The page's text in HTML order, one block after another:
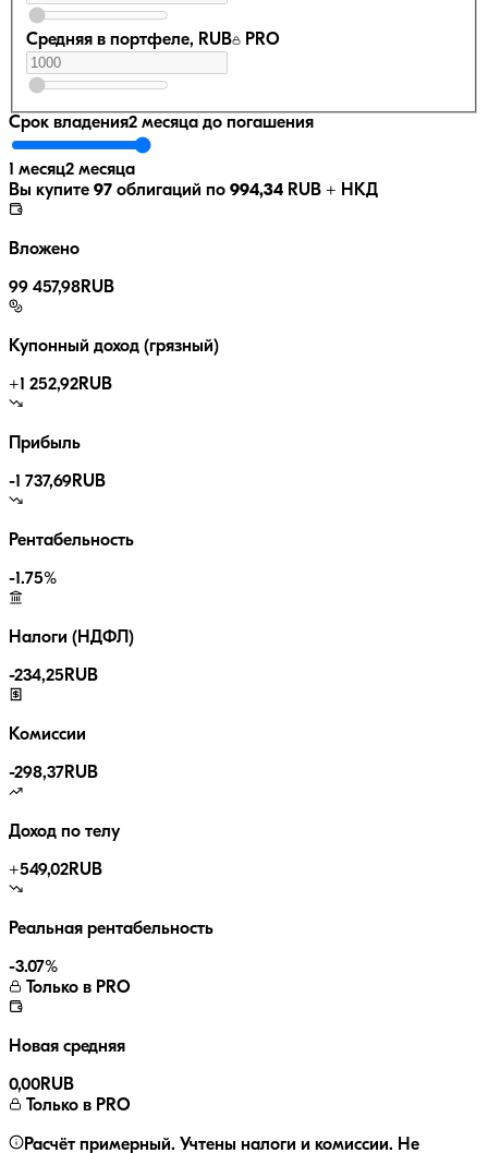
Средняя в портфеле, RUB PRO
Срок владения2 месяца до погашения
1 месяц2 месяца
Вы купите 97 облигаций по 994,34 RUB + НКД
Вложено
99 457,98RUB
Купонный доход (грязный)
+1 252,92RUB
Прибыль
-1 737,69RUB
Рентабельность
-1.75%
Налоги (НДФЛ)
-234,25 RUB
Комиссии
-298,37RUB
Доход по телу
+549,02RUB
Реальная рентабельность
-3.07%
Только в PRO
Новая средняя
0,00RUB
Только в PRO
Расчёт примерный. Учтены налоги и комиссии. Не